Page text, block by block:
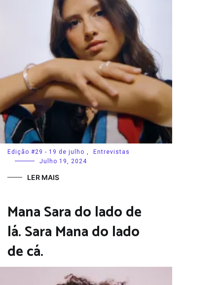
Edição #29 - 19 de julho ,
Entrevistas
Julho 19, 2024
LER MAIS
Mana Sara do lado de
lá. Sara Mana do lado
de cá.